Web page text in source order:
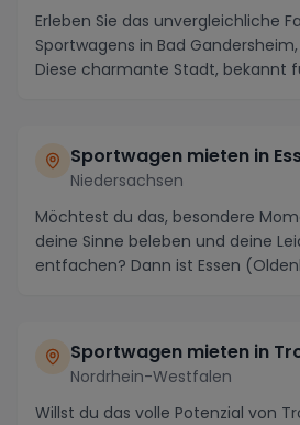
Erleben Sie das unvergleichliche
Sportwagens in Bad
Diese charmante Stadt, bekannt
Sportwagen mieten in
Niedersachsen
Möchtest du das, besondere
deine Sinne beleben und deine
entfachen? Dann ist Essen
Sportwagen mieten in
Nordrhein-Westfalen
Willst du das volle Potenzial von